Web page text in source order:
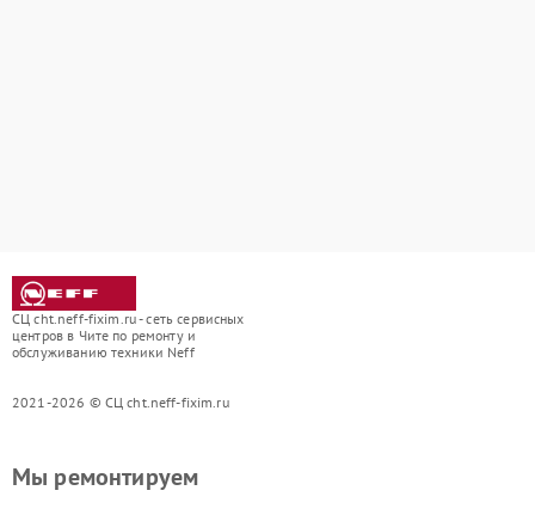
СЦ cht.neff-fixim.ru - сеть сервисных
центров в Чите по ремонту и
обслуживанию техники Neff
2021-2026 © СЦ cht.neff-fixim.ru
Мы ремонтируем